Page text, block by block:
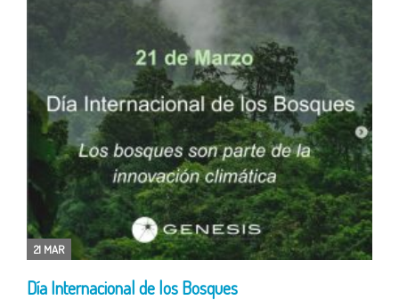
21 MAR
Día Internacional de los Bosques